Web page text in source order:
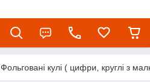
Фольговані кулі ( цифри, круглі з